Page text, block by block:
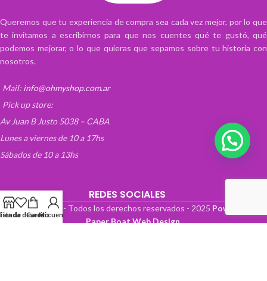
Queremos que tu experiencia de compra sea cada vez mejor, por lo que
te invitamos a escribirnos para que nos cuentes qué te gustó, qué
podemos mejorar, o lo que quieras que sepamos sobre tu historia con
nosotros.
Mail: info@ohmyshop.com.ar
Pick up store:
Av Juan B Justo 5038 – CABA
Lunes a viernes de 10 a 17hs
Sábados de 10 a 13hs
REDES SOCIALES
OhMyTienda! - Todos los derechos reservados - 2025 Powered by
Paper Boat Web Design.
de deseos
CarritoMi cuenta